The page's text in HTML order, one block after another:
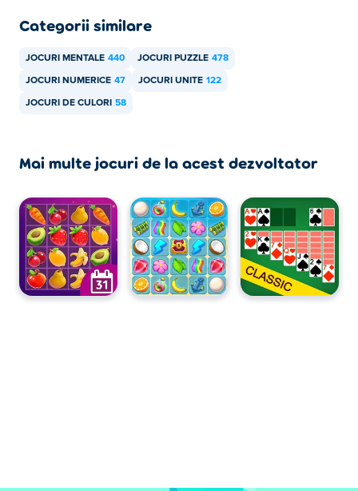
Categorii similare
JOCURI MENTALE 440 JOCURI PUZZLE 478
JOCURI NUMERICE 47 JOCURI UNITE 122
JOCURI DE CULORI 58
Mai multe jocuri de la acest dezvoltator